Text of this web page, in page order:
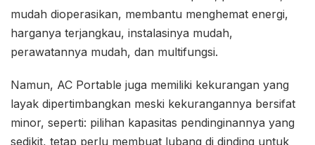
mudah dioperasikan, membantu menghemat energi,
harganya terjangkau, instalasinya mudah,
perawatannya mudah, dan multifungsi.
Namun, AC Portable juga memiliki kekurangan yang
layak dipertimbangkan meski kekurangannya bersifat
minor, seperti: pilihan kapasitas pendinginannya yang
sedikit, tetap perlu membuat lubang di dinding untuk